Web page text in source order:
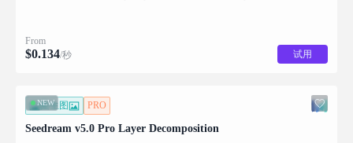
From
$0.134/秒 试用
NEW
图生图 PRO
Seedream v5.0 Pro Layer Decomposition